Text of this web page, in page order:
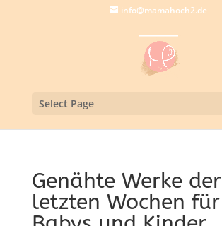
info@mamahoch2.de
Select Page
Genähte Werke der
letzten Wochen für